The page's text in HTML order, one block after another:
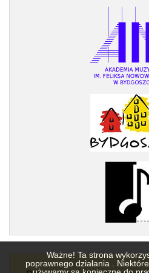
Ważne! Ta strona
poprawnego działania .